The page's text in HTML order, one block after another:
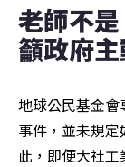
老師不
籲政府
地球公民基金
事件，並未規
此，即便大社